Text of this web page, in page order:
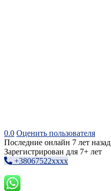
0.0 Оценить пользователя
Последние онлайн 7 лет назад
Зарегистрирован для 7+ лет
+38067522xxxx